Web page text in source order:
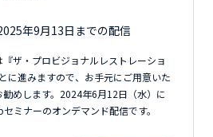
年9月13日までの配信
『ザ・プロビジョナルレストレーショ
に進みますので、お手元にご用意いた
勧めします。2024年6月12日（水）に
ミナーのオンデマンド配信です。